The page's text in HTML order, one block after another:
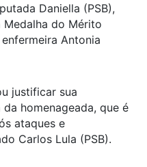
Daniella (PSB),
do Mérito
enfermeira Antonia
justificar sua
homenageada, que é
ataques e
Carlos Lula (PSB).